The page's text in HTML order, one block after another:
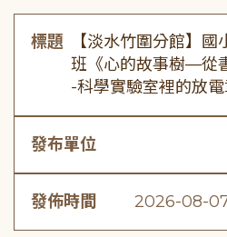
標題
【淡水竹圍分館】
班《心的故事樹—從
-科學實驗室裡的放電
發布單位
發佈時間 2026-08-